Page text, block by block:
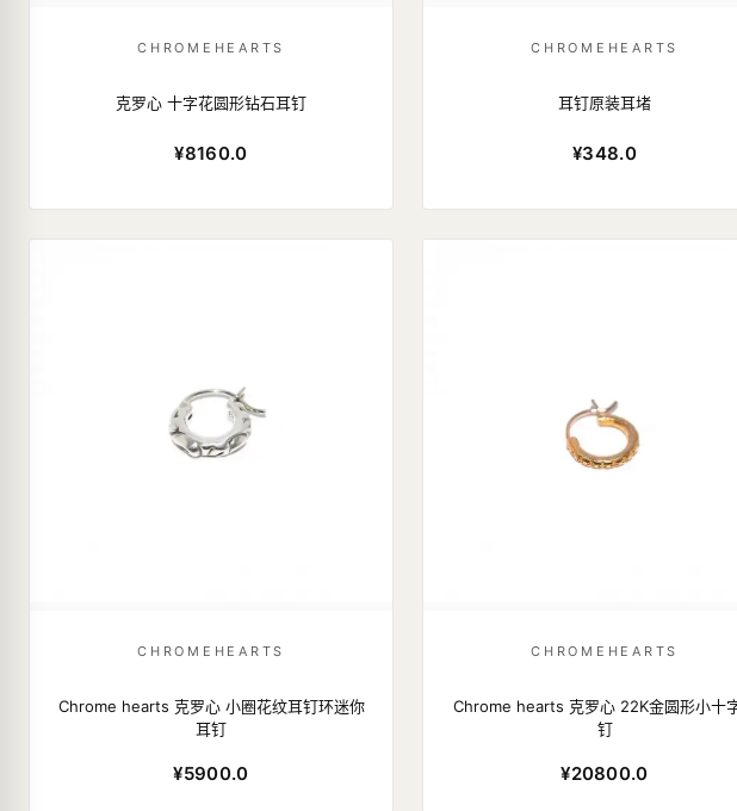
CHROMEHEARTS
克罗心 十字花圆形钻石耳钉
¥8160.0
CHROMEHEARTS
耳钉原装耳堵
¥348.0
CHROMEHEARTS
Chrome hearts 克罗心 小圈花纹耳钉环迷你
耳钉
¥5900.0
CHROMEHEARTS
Chrome hearts 克罗心 22K金圆形小十
钉
¥20800.0